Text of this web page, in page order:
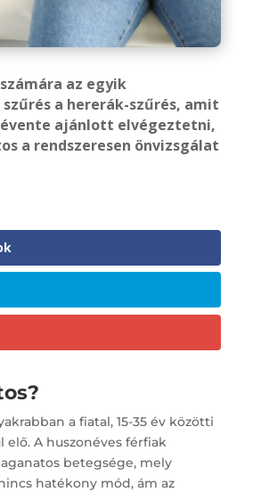
az egyik
a hererák-szűrés, amit
évente ajánlott elvégeztetni,
a rendszeresen önvizsgálat
a fiatal, 15-35 év közötti
A huszonéves férfiak
betegsége, mely
hatékony mód, ám az